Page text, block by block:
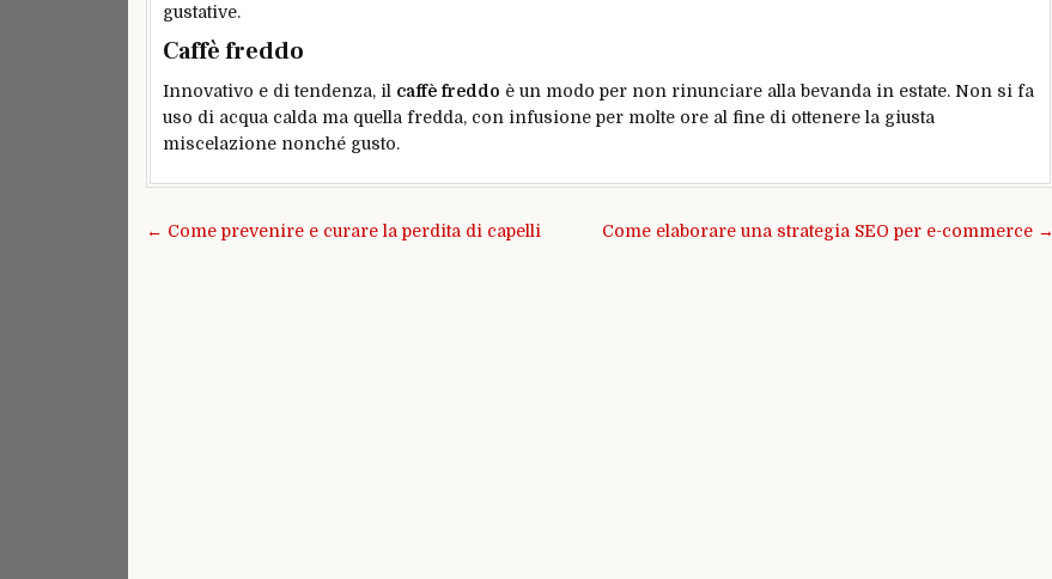
gustative.
Caffè freddo
Innovativo e di tendenza, il caffè freddo è un modo per non rinunciare alla bevanda in estate. Non si fa
uso di acqua calda ma quella fredda, con infusione per molte ore al fine di ottenere la giusta
miscelazione nonché gusto.
Navigazione Come elaborare una strategia SEO per e-commerce →
← Come prevenire e curare la perdita di capelli